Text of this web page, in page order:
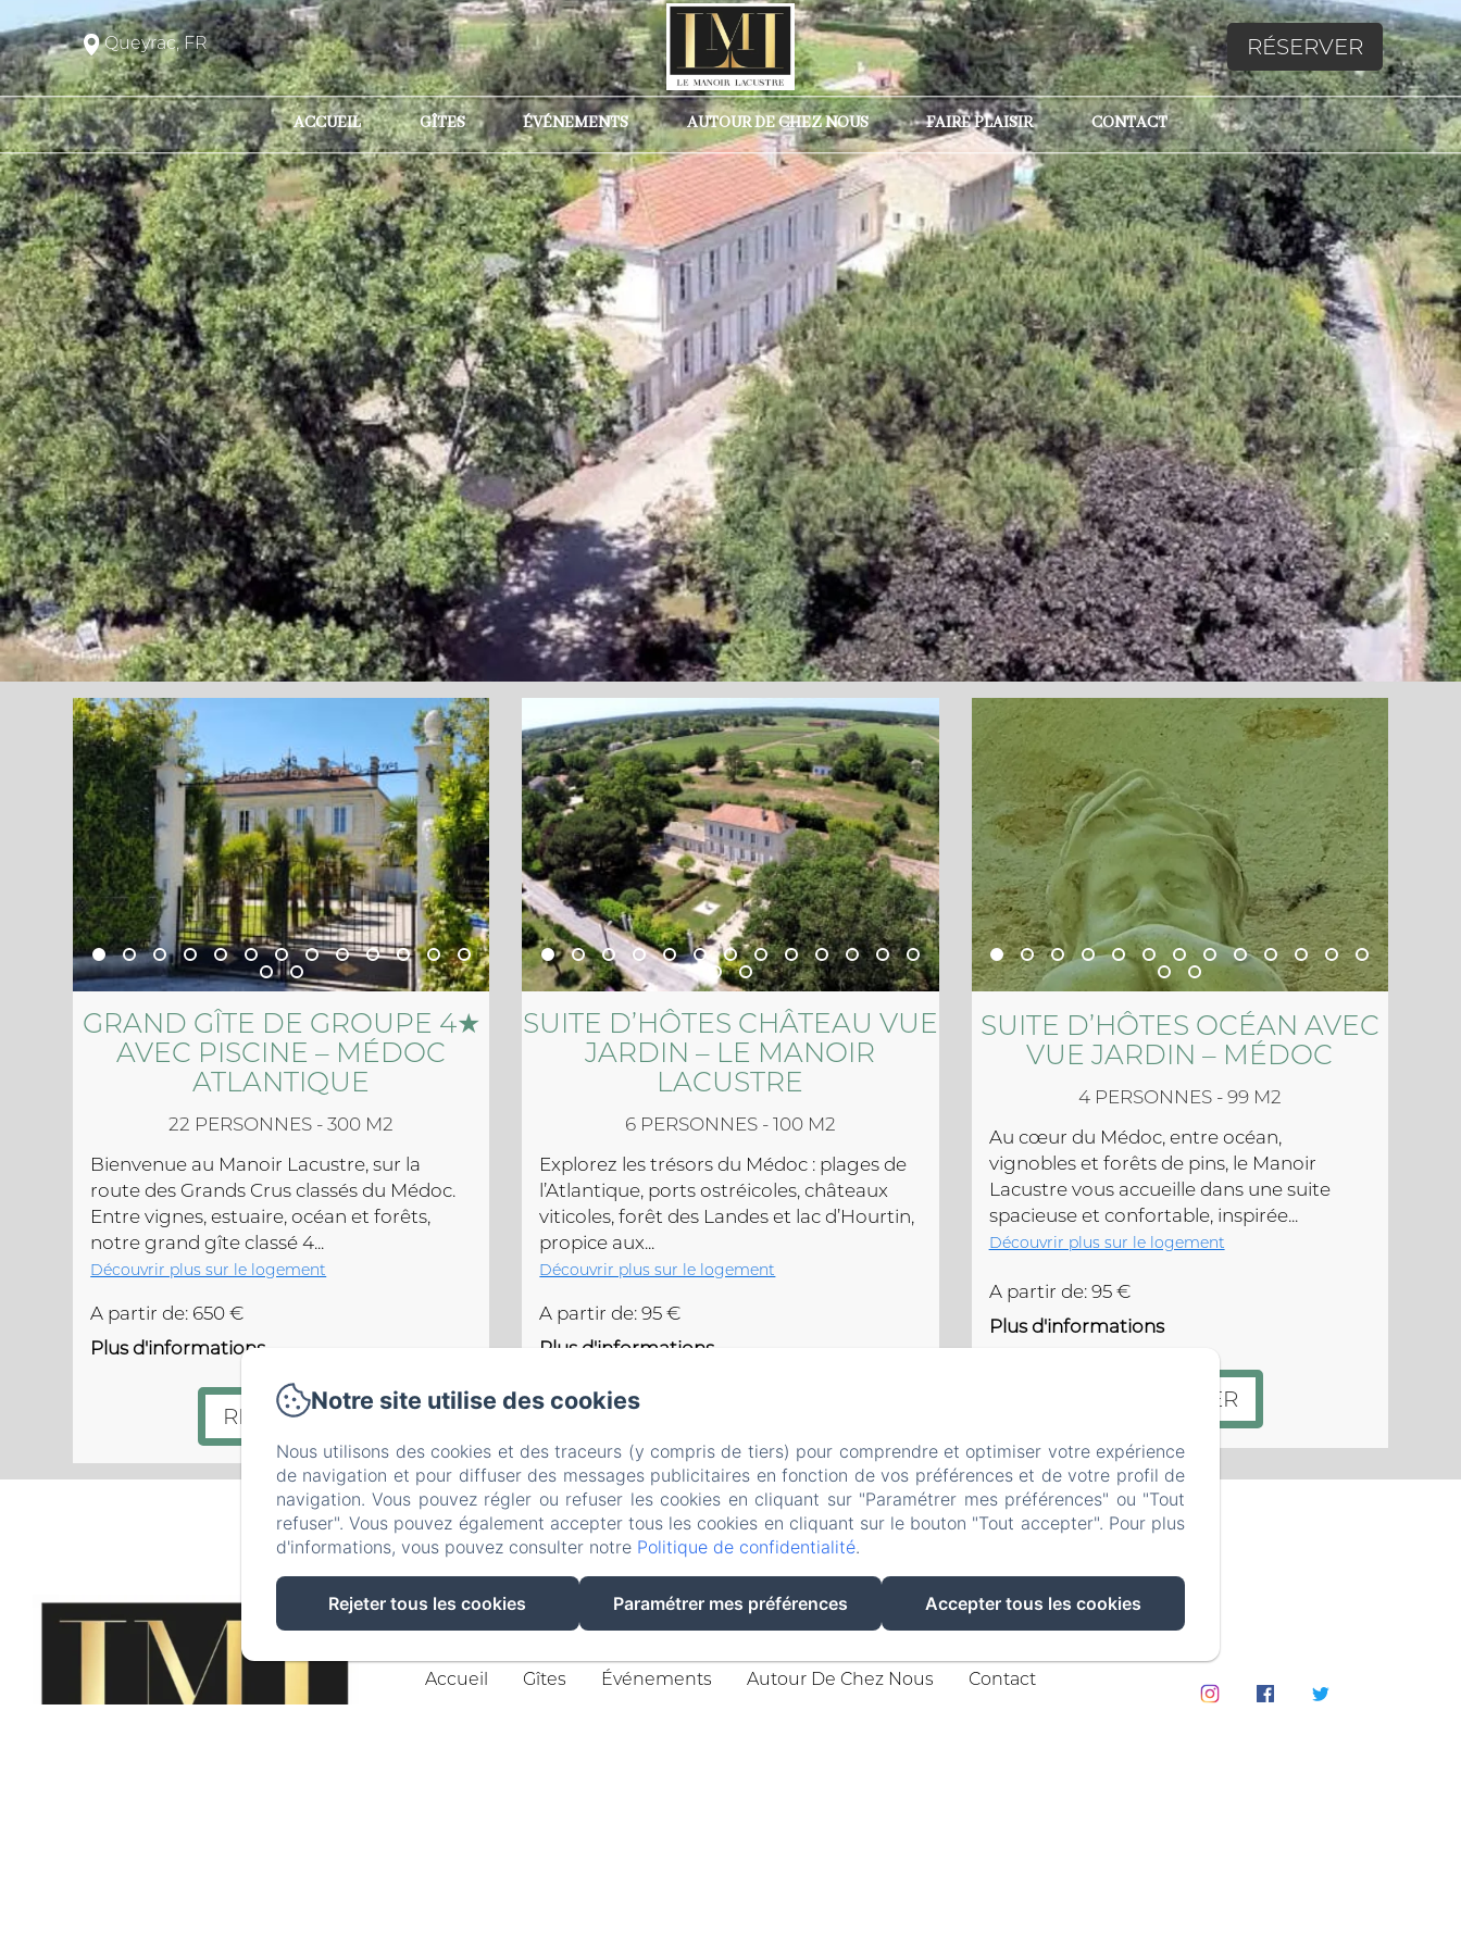
Queyrac, FR RÉSERVER
ACCUEIL GÎTES ÉVÉNEMENTS AUTOUR DE CHEZ NOUS FAIRE PLAISIR CONTACT
GRAND GÎTE DE GROUPE 4★
AVEC PISCINE – MÉDOC
ATLANTIQUE
22 PERSONNES - 300 M2
Bienvenue au Manoir Lacustre, sur la
route des Grands Crus classés du Médoc.
Entre vignes, estuaire, océan et forêts,
notre grand gîte classé 4...
Découvrir plus sur le logement
A partir de: 650 €
Plus d'informations
RÉSERVER
SUITE D’HÔTES CHÂTEAU VUE
JARDIN – LE MANOIR
LACUSTRE
6 PERSONNES - 100 M2
Explorez les trésors du Médoc : plages de
l’Atlantique, ports ostréicoles, châteaux
viticoles, forêt des Landes et lac d’Hourtin,
propice aux...
Découvrir plus sur le logement
A partir de: 95 €
Plus d'informations
SUITE D’HÔTES OCÉAN AVEC
VUE JARDIN – MÉDOC
4 PERSONNES - 99 M2
Au cœur du Médoc, entre océan,
vignobles et forêts de pins, le Manoir
Lacustre vous accueille dans une suite
spacieuse et confortable, inspirée...
Découvrir plus sur le logement
A partir de: 95 €
Plus d'informations
RÉSERVER
8, Chemin De La Gravière, Queyrac
Téléphone: +33 6 52 59 53 31 / +33 6 22 67 41 97
p.v.bruand@lemanoirlacustre.fr
Accueil
Gîtes Événements Autour De Chez Nous
Contact
Notre site utilise des cookies
Nous utilisons des cookies et des traceurs (y compris de tiers) pour comprendre et optimiser votre expérience
de navigation et pour diffuser des messages publicitaires en fonction de vos préférences et de votre profil de
navigation. Vous pouvez régler ou refuser les cookies en cliquant sur "Paramétrer mes préférences" ou "Tout
refuser". Vous pouvez également accepter tous les cookies en cliquant sur le bouton "Tout accepter". Pour plus
d'informations, vous pouvez consulter notre Politique de confidentialité.
Rejeter tous les cookies Paramétrer mes préférences Accepter tous les cookies